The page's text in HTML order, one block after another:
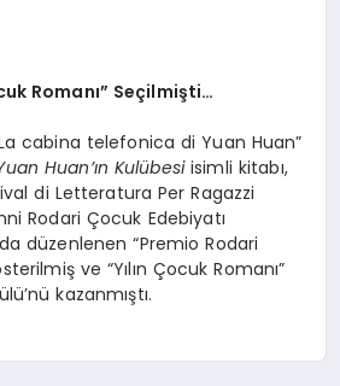
Romanı” Seçilmişti…
cabina telefonica di Yuan Huan”
Huan’ın Kulübesiisimli kitabı,
di Letteratura Per Ragazzi
Rodari Çocuk Edebiyatı
düzenlenen “Premio Rodari
ve “Yılın Çocuk Romanı”
kazanmıştı.